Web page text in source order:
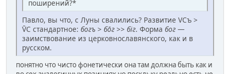
поширений?*
Павло, вы что, с Луны свалились? Развитие VCъ >
V̄C стандартное: богъ > бōг >> біг. Форма бог —
заимствование из церковнославянского, как и в
русском.
понятно что чисто фонетически она там должна быть как и